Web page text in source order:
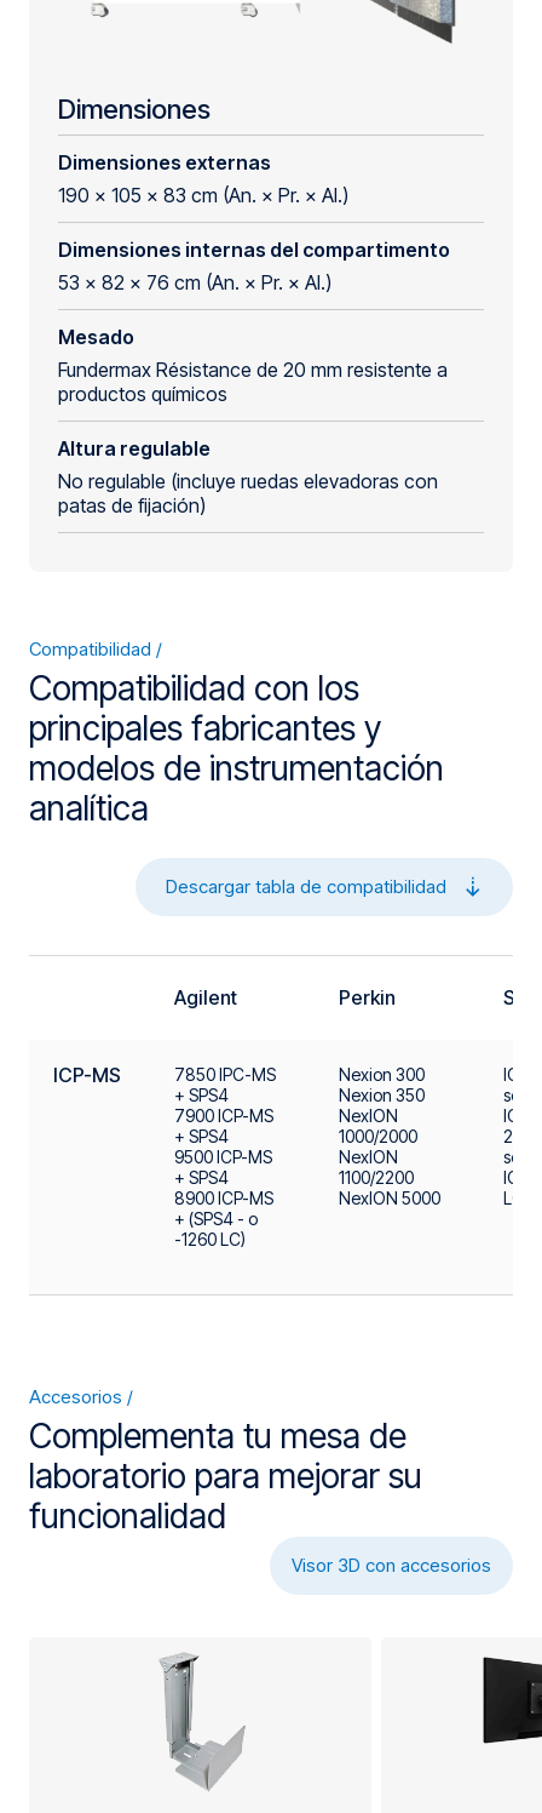
Dimensiones
Dimensiones externas
190 × 105 × 83 cm (An. × Pr. × Al.)
Dimensiones internas del compartimento
53 × 82 × 76 cm (An. × Pr. × Al.)
Mesado
Fundermax Résistance de 20 mm resistente a
productos químicos
Altura regulable
No regulable (incluye ruedas elevadoras con
patas de fijación)
Compatibilidad
Compatibilidad con los
principales fabricantes y
modelos de instrumentación
analítica
Descargar tabla de compatibilidad
Agilent Perkin
ICP-MS
7850 IPC-MS
+ SPS4
7900 ICP-MS
+ SPS4
9500 ICP-MS
+ SPS4
8900 ICP-MS
+ (SPS4 - o
-1260 LC)
Nexion 300
Nexion 350
NexION
1000/2000
NexION
1100/2200
NexION 5000
ICP-
ICP-
LC-
Accesorios
Complementa tu mesa de
laboratorio para mejorar su
funcionalidad
Visor 3D con accesorios